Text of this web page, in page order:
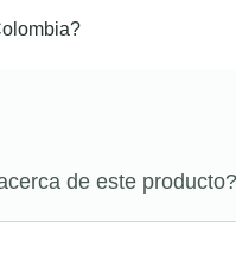
de este producto?